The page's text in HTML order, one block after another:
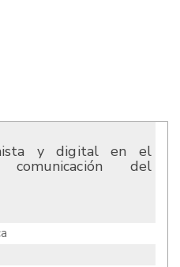
y digital en el
del